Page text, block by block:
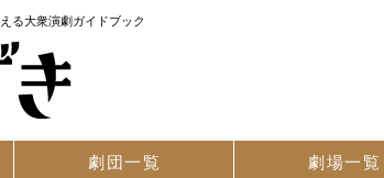
る大衆演劇ガイドブック
劇団一覧 劇場一覧